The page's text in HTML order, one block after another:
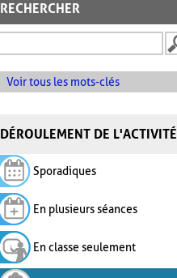
RECHERCHER
Voir tous les mots-clés
DÉROULEMENT DE L'ACTIVITÉ
Sporadiques
En plusieurs séances
En classe seulement